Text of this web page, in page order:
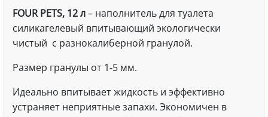
FOUR PETS, 12 л– наполнитель для туалета
силикагелевый впитывающий экологически
чистый с разнокалиберной гранулой.
Размер гранулы от 1-5 мм.
Идеально впитывает жидкость и эффективно
устраняет неприятные запахи. Экономичен в